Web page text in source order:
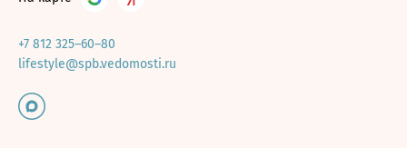
+7 812 325–60–80
lifestyle@spb.vedomosti.ru